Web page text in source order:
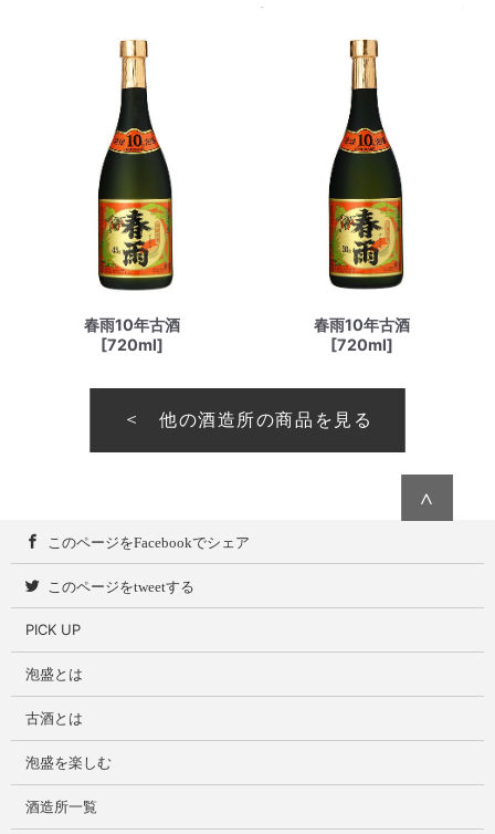
春雨10年古酒
[720ml]
春雨10年古酒
[720ml]
他の酒造所の商品を見る
∧
このページをFacebookでシェア
このページをtweetする
PICK UP
泡盛とは
古酒とは
泡盛を楽しむ
酒造所一覧